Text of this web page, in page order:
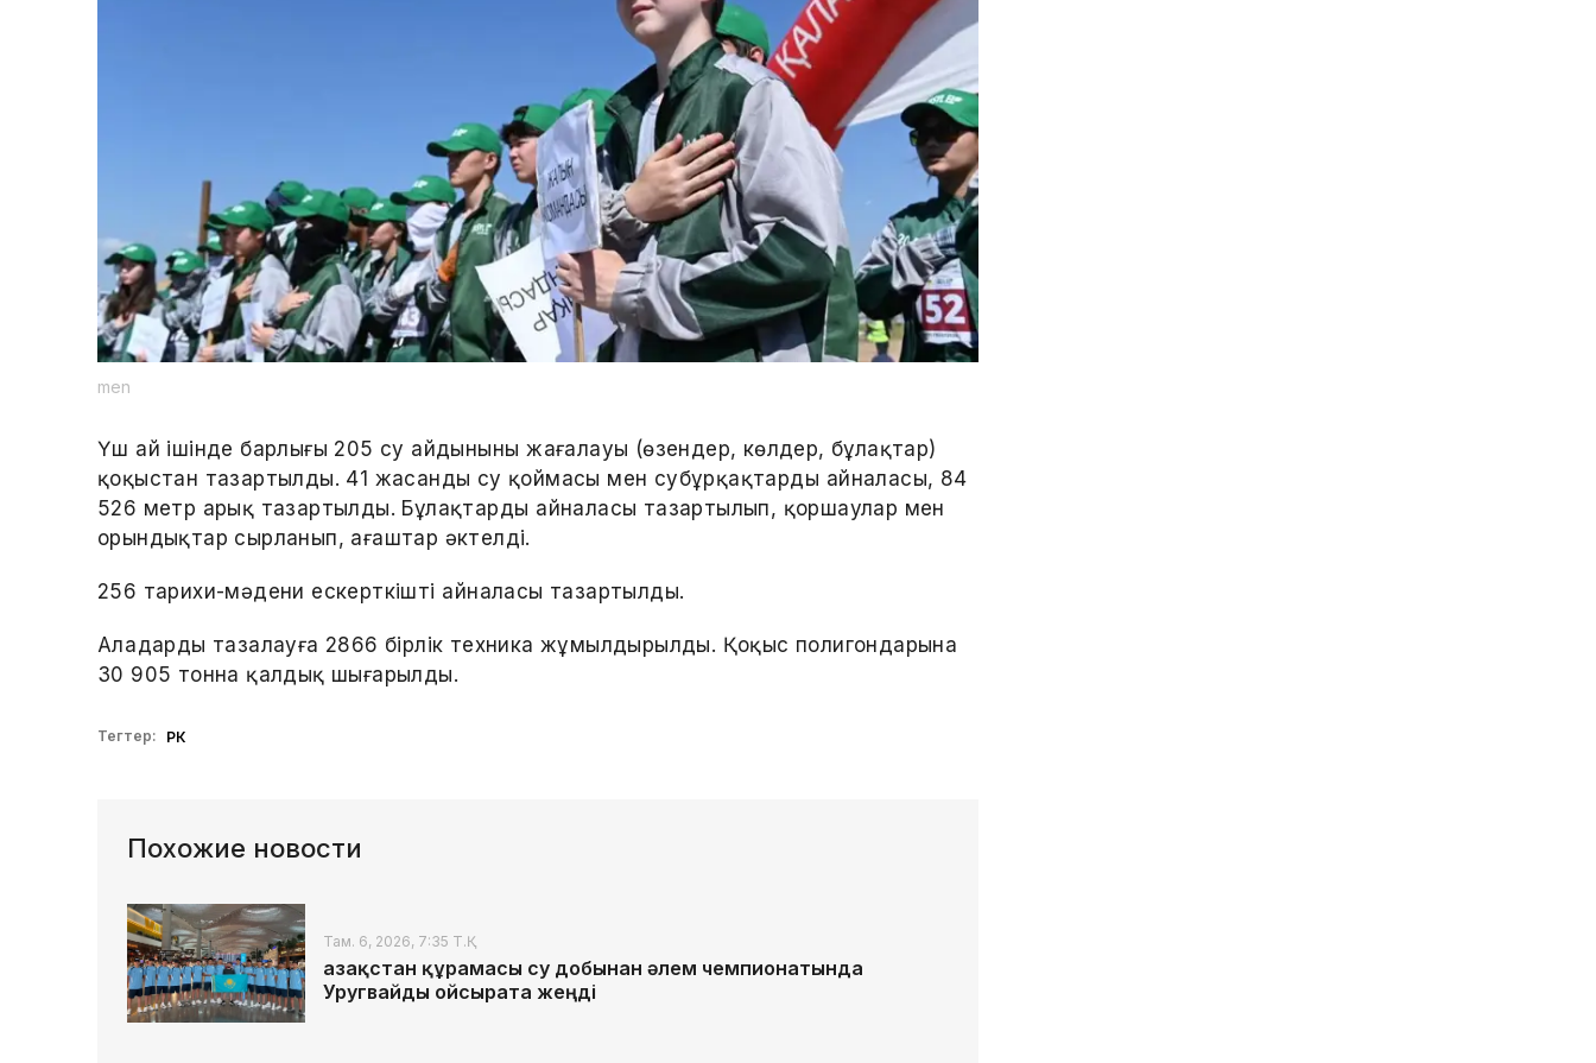
men
Үш ай ішінде барлығы 205 су айдынының жағалауы (өзендер, көлдер, бұлақтар)
қоқыстан тазартылды. 41 жасанды су қоймасы мен субұрқақтардың айналасы, 84
526 метр арық тазартылды. Бұлақтардың айналасы тазартылып, қоршаулар мен
орындықтар сырланып, ағаштар әктелді.
256 тарихи-мәдени ескерткіштің айналасы тазартылды.
Алаңдарды тазалауға 2866 бірлік техника жұмылдырылды. Қоқыс полигондарына
30 905 тонна қалдық шығарылды.
Тегтер: РК
Похожие новости
Там. 6, 2026, 7:35 Т.Қ.
Қазақстан құрамасы су добынан әлем чемпионатында
Уругвайды ойсырата жеңді